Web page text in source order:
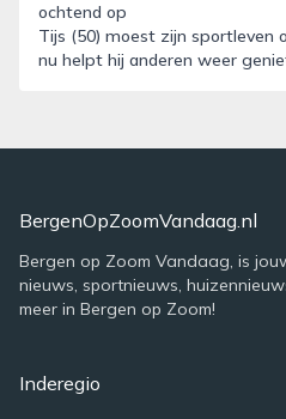
ochtend op
Tijs (50) moest zijn sportleven
nu helpt hij anderen weer
BergenOpZoomVandaag.nl
Bergen op Zoom Vandaag, is
nieuws, sportnieuws,
meer in Bergen op Zoom!
Inderegio